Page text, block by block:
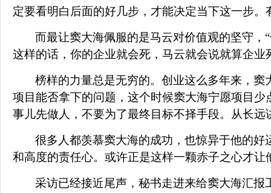
定要看明白后面的好几步，才能决定当下这一步
而最让窦大海佩服的是马云对价值观的坚守
这样的话，你的企业就会死，马云就会说就算企
榜样的力量总是无穷的。创业这么多年来，
项目能否拿下的问题，这个时候窦大海宁愿项目
事儿先做人，不要为了最终目标不择手段。从长
很多人都羡慕窦大海的成功，也惊异于他的
和高度的责任心。或许正是这样一颗赤子之心才
采访已经接近尾声，秘书走进来给窦大海汇